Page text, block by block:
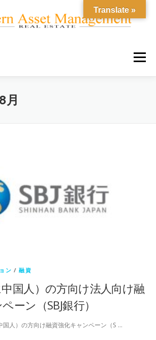
メニュー
当社について
月
ン /融資
国人）の方向け法人向け融
ーン（SBJ銀行）
国人）の方向け融資強化キャンペーン（S …
Translate »